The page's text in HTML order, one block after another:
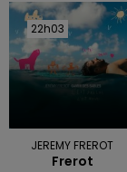
22h03
22h03
JEREMY FREROT
Frerot